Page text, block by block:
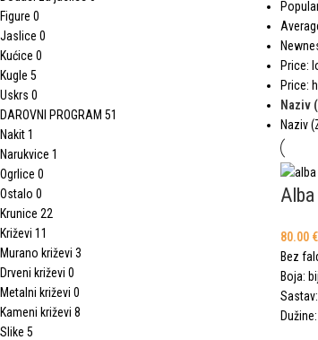
Figure 0
Jaslice 0
Kućice 0
Kugle 5
Uskrs 0
DAROVNI PROGRAM 51
Nakit1
Narukvice 1
Ogrlice 0
Ostalo 0
Krunice 22
Križevi 11
Murano križevi 3
Drveni križevi 0
Metalni križevi 0
Kameni križevi 8
Slike 5
Price:
Price:
Naziv
Naziv
80.00 €
Bez
Boja: